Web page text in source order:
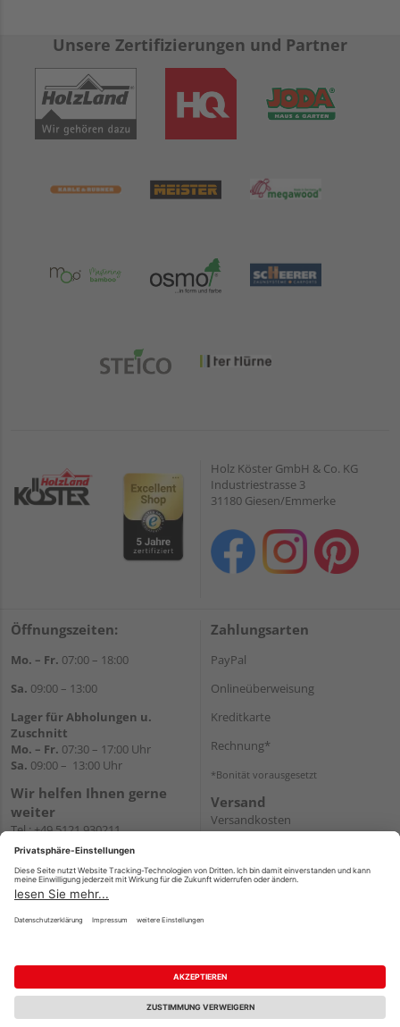
Unsere Zertifizierungen und Partner
Holz Köster GmbH & Co. KG
Industriestrasse 3
31180 Giesen/Emmerke
Öffnungszeiten:
Mo. – Fr. 07:00 – 18:00
Sa. 09:00 – 13:00
Lager für Abholungen u.
Zuschnitt
Mo. – Fr. 07:30 – 17:00 Uhr
Sa. 09:00 – 13:00 Uhr
Wir helfen Ihnen gerne
weiter
Tel.:+49 5121 930211
E-Mail:holzlandshop@holzland-
Newsletter
Zahlungsarten
PayPal
Onlineüberweisung
Kreditkarte
Rechnung*
*Bonität vorausgesetzt
Versand
Versandkosten
Impressum AGB Widerruf
Datenschutz
Reservierungsbedingungen
Vertrag widerrufen